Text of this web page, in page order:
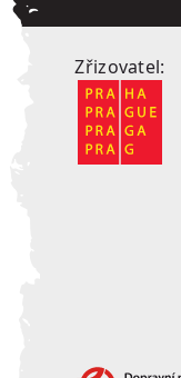
Zřizovatel: